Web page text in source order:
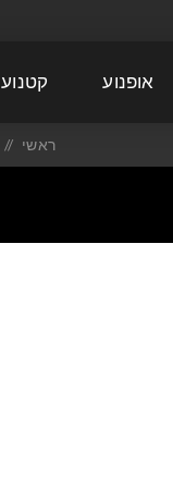
אופנוע קטנוע
ראשי /